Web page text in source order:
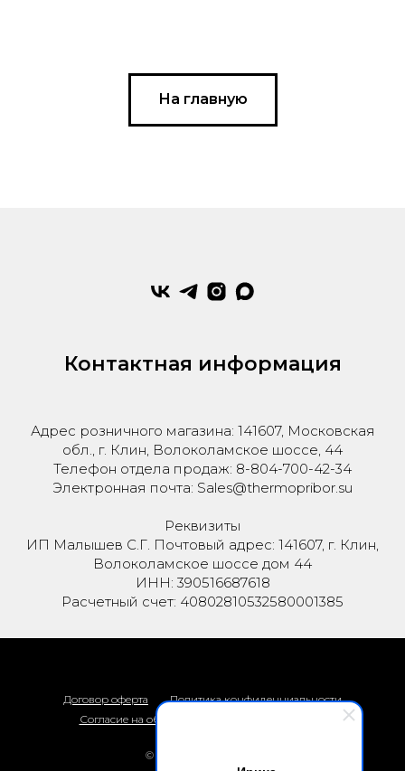
На главную
Контактная информация
Адрес розничного магазина: 141607, Московская
обл., г. Клин, Волоколамское шоссе, 44
Телефон отдела продаж: 8-804-700-42-34
Электронная почта: Sales@thermopribor.su
Реквизиты
ИП Малышев С.Г. Почтовый адрес: 141607, г. Клин,
Волоколамское шоссе дом 44
ИНН: 390516687618
Расчетный счет: 40802810532580001385
Договор оферта
Политика конфиденциальности
Согласие на обработку персональных данных
© 2026 Термоприбор